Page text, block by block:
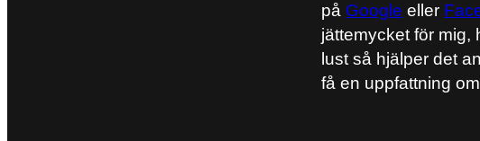
Denna webbplats använder Akismet för att minska
på Google eller
jättemycket för mig,
lust så hjälper det
få en uppfattning